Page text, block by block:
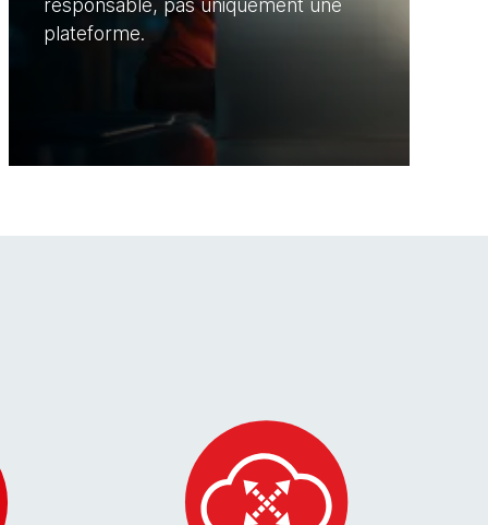
responsable, pas uniquement une
plateforme.